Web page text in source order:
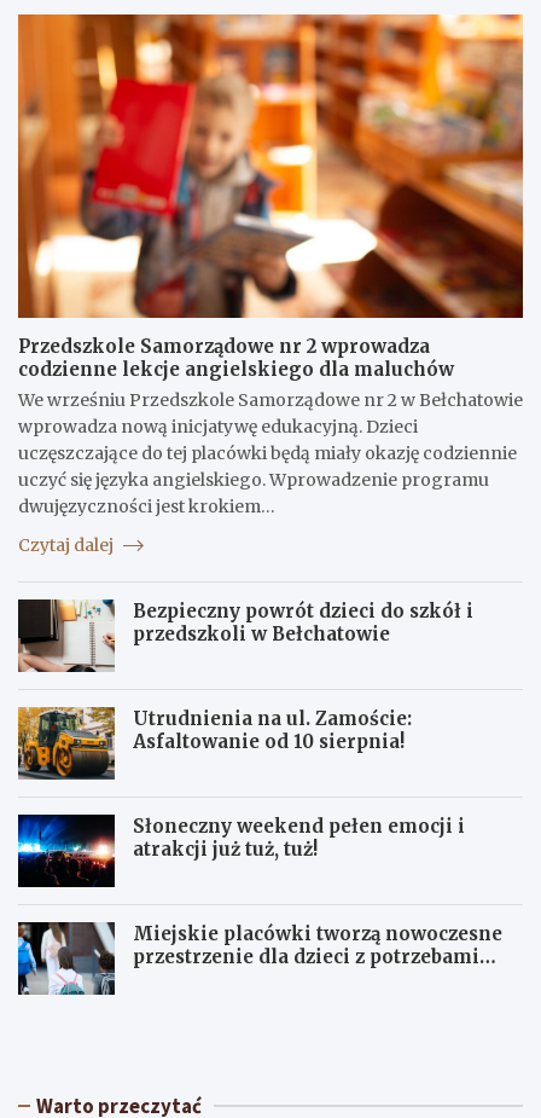
Przedszkole Samorządowe nr 2 wprowadza
codzienne lekcje angielskiego dla maluchów
We wrześniu Przedszkole Samorządowe nr 2 w Bełchatowie
wprowadza nową inicjatywę edukacyjną. Dzieci
uczęszczające do tej placówki będą miały okazję codziennie
uczyć się języka angielskiego. Wprowadzenie programu
dwujęzyczności jest krokiem…
Czytaj dalej
Bezpieczny powrót dzieci do szkół i
przedszkoli w Bełchatowie
Utrudnienia na ul. Zamoście:
Asfaltowanie od 10 sierpnia!
Słoneczny weekend pełen emocji i
atrakcji już tuż, tuż!
Miejskie placówki tworzą nowoczesne
przestrzenie dla dzieci z potrzebami
S
c
U
w Warto przeczytać